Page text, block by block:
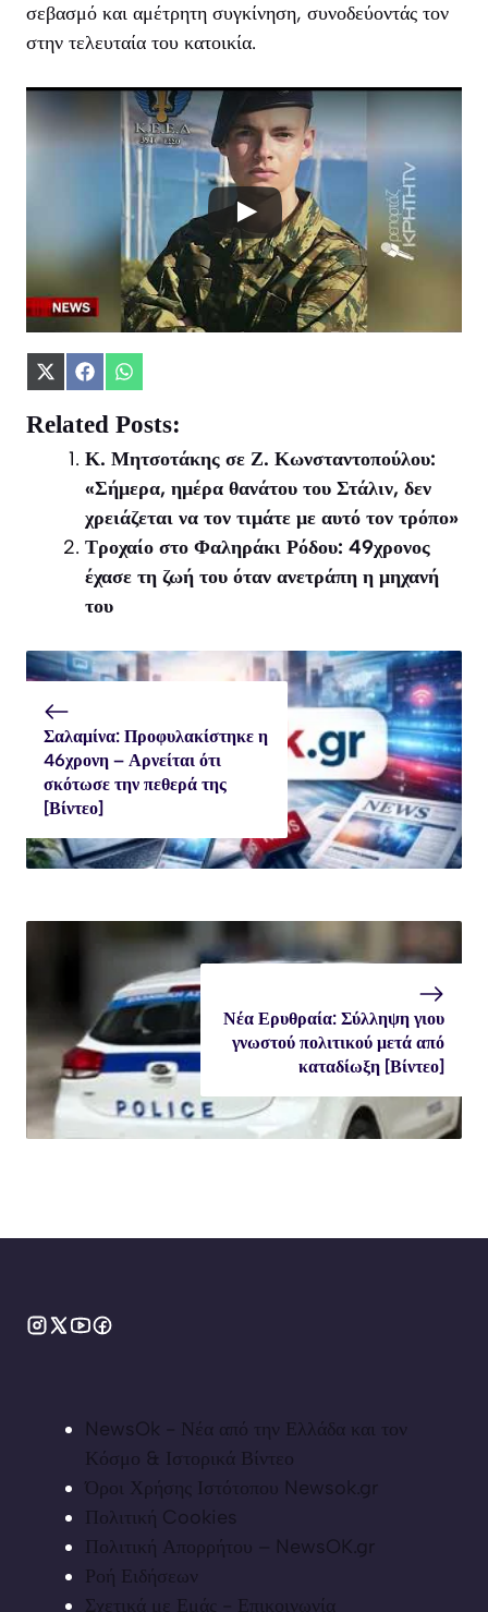
σεβασμό και αμέτρητη συγκίνηση, συνοδεύοντάς τον
στην τελευταία του κατοικία.
Share
X
(Twitter)
Share
Facebook
Share
WhatsApp
Related Posts:
Κ. Μητσοτάκης σε Ζ. Κωνσταντοπούλου:
«Σήμερα, ημέρα θανάτου του Στάλιν, δεν
χρειάζεται να τον τιμάτε με αυτό τον τρόπο»
Τροχαίο στο Φαληράκι Ρόδου: 49χρονος
έχασε τη ζωή του όταν ανετράπη η μηχανή
του
Σαλαμίνα: Προφυλακίστηκε η
46χρονη – Αρνείται ότι
σκότωσε την πεθερά της
[Βίντεο]
Νέα Ερυθραία: Σύλληψη γιου
γνωστού πολιτικού μετά από
καταδίωξη [Βίντεο]
NewsOk - Νέα από την Ελλάδα και τον
Κόσμο & Ιστορικά Βίντεο
Όροι Χρήσης Ιστότοπου Newsok.gr
Πολιτική Cookies
Πολιτική Απορρήτου – NewsOK.gr
Ροή Ειδήσεων
Σχετικά με Εμάς - Επικοινωνία